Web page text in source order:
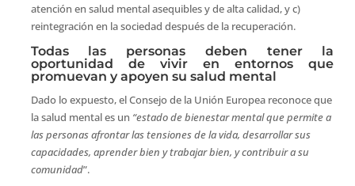
atención en salud mental asequibles y de alta calidad, y c)
reintegración en la sociedad después de la recuperación.
Todas las personas deben tener la
oportunidad de vivir en entornos que
promuevan y apoyen su salud mental
Dado lo expuesto, el Consejo de la Unión Europea reconoce que
la salud mental es un “estado de bienestar mental que permite a
las personas afrontar las tensiones de la vida, desarrollar sus
capacidades, aprender bien y trabajar bien, y contribuir a su
comunidad”.